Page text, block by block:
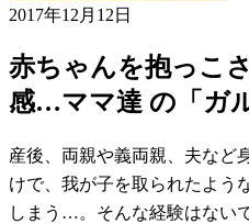
2017年12月12日
赤ちゃんを抱っこ
感…ママ達 の「ガ
産後、両親や義両親、夫など
けで、我が子を取られたよう
しまう…。そんな経験はない